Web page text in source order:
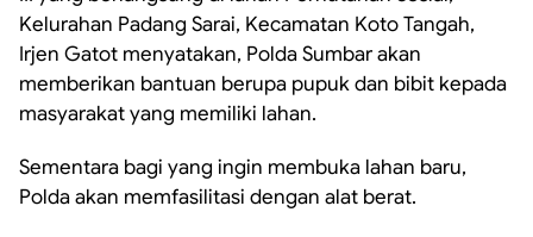
Kelurahan Padang Sarai, Kecamatan Koto Tangah,
Irjen Gatot menyatakan, Polda Sumbar akan
memberikan bantuan berupa pupuk dan bibit kepada
masyarakat yang memiliki lahan.
Sementara bagi yang ingin membuka lahan baru,
Polda akan memfasilitasi dengan alat berat.